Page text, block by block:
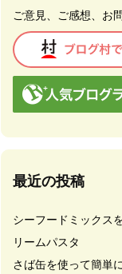
ご意見、ご感想、お
最近の投稿
シーフードミックス
リームパスタ
さば缶を使って簡単